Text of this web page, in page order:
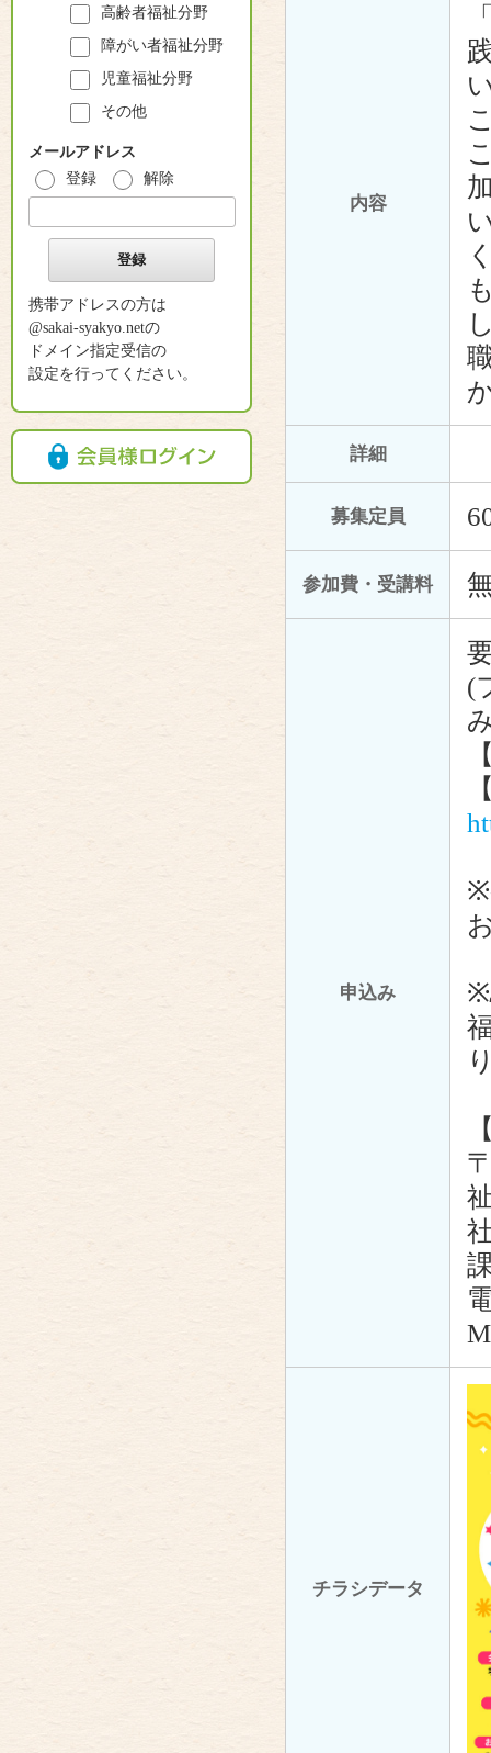
高齢者福祉分野
障がい者福祉分野
児童福祉分野
その他
メールアドレス
登録
解除
携帯アドレスの方は
@sakai-syakyo.netの
ドメイン指定受信の
設定を行ってください。
内容
詳細
募集定員
参加費・受講料
申込み
(
※
※
チラシデータ